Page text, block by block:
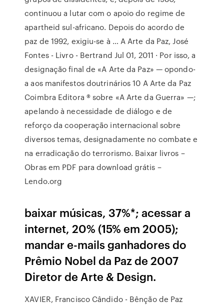
continuou a lutar com o apoio do regime de
apartheid sul-africano. Depois do acordo de
paz de 1992, exigiu-se à … A Arte da Paz, José
Fontes - Livro - Bertrand Jul 01, 2011 · Por isso, a
designação final de «A Arte da Paz» — opondo-
a aos manifestos doutrinários 10 A Arte da Paz
Coimbra Editora ® sobre «A Arte da Guerra» —;
apelando à necessidade de diálogo e de
reforço da cooperação internacional sobre
diversos temas, designadamente no combate e
na erradicação do terrorismo. Baixar livros –
Obras em PDF para download grátis –
Lendo.org
baixar músicas, 37%*; acessar a
internet, 20% (15% em 2005);
mandar e-mails ganhadores do
Prêmio Nobel da Paz de 2007
Diretor de Arte & Design.
XAVIER, Francisco Cândido - Bênção de Paz